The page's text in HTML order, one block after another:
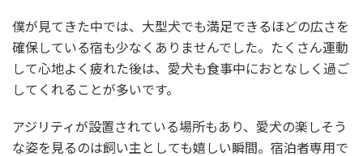
僕が見てきた中では、大型犬でも満足できるほどの広さを
確保している宿も少なくありませんでした。たくさん運動
して心地よく疲れた後は、愛犬も食事中におとなしく過ご
してくれることが多いです。
アジリティが設置されている場所もあり、愛犬の楽しそう
な姿を見るのは飼い主としても嬉しい瞬間。宿泊者専用で